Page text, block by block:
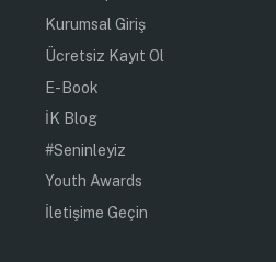
Kurumsal Giriş
Ücretsiz Kayıt Ol
E-Book
İK Blog
#Seninleyiz
Youth Awards
İletişime Geçin